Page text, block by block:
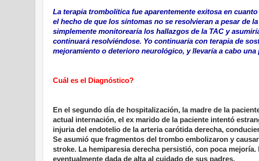
La terapia trombolítica fue aparentemente exitosa en
el hecho de que los síntomas no se resolvieran a pesar de
simplemente monitorearía los hallazgos de la TAC y
continuará resolviéndose. Yo continuaría con terapia de
mejoramiento o deterioro neurológico, y llevaría a cabo
Cuál es el Diagnóstico?
En el segundo día de hospitalización, la madre de la
actual internación, el ex marido de la paciente intentó
injuria del endotelio de la arteria carótida derecha,
Se asumió que fragmentos del trombo embolizaron y
stroke. La hemiparesia derecha persistió, con poca
eventualmente dada de alta al cuidado de sus padres.